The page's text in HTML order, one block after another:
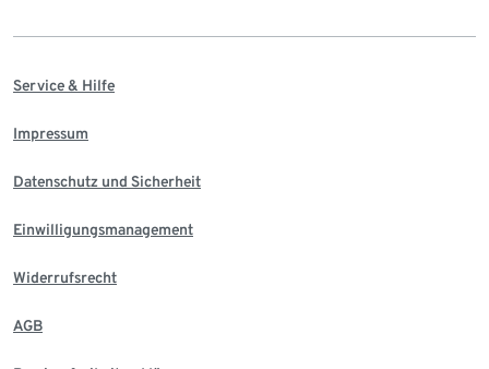
Service & Hilfe
Impressum
Datenschutz und Sicherheit
Einwilligungsmanagement
Widerrufsrecht
AGB